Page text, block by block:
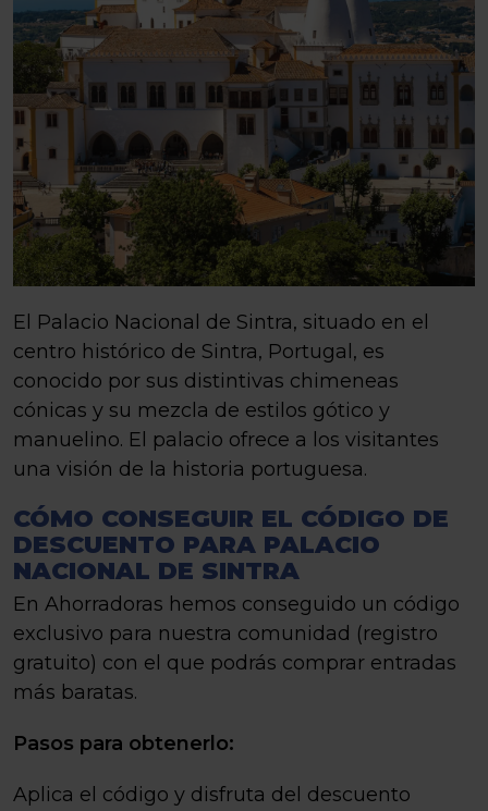
El Palacio Nacional de Sintra, situado en el
centro histórico de Sintra, Portugal, es
conocido por sus distintivas chimeneas
cónicas y su mezcla de estilos gótico y
manuelino. El palacio ofrece a los visitantes
una visión de la historia portuguesa.
CÓMO CONSEGUIR EL CÓDIGO DE
DESCUENTO PARA PALACIO
NACIONAL DE SINTRA
En Ahorradoras hemos conseguido un código
exclusivo para nuestra comunidad (registro
gratuito) con el que podrás comprar entradas
más baratas.
Pasos para obtenerlo:
Aplica el código y disfruta del descuento